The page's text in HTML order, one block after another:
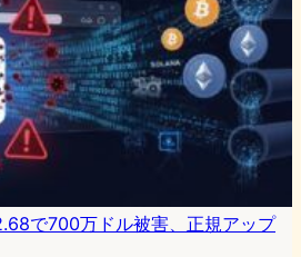
で700万ドル被害、正規アップ